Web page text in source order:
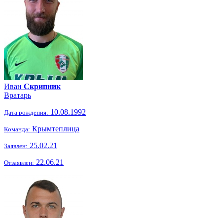
Иван Скрипник
Вратарь
Дата рождения: 10.08.1992
Команда: Крымтеплица
Заявлен: 25.02.21
Отзаявлен: 22.06.21